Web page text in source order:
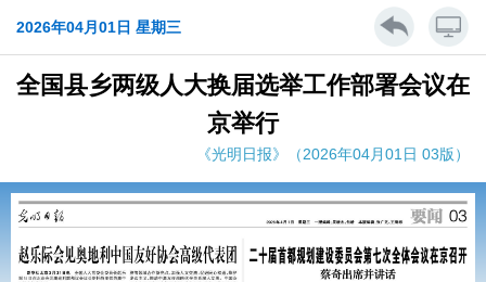
2026年04月01日 星期三
全国县乡两级人大换届选举工作部署会议在
京举行
《光明日报》（2026年04月01日 03版）